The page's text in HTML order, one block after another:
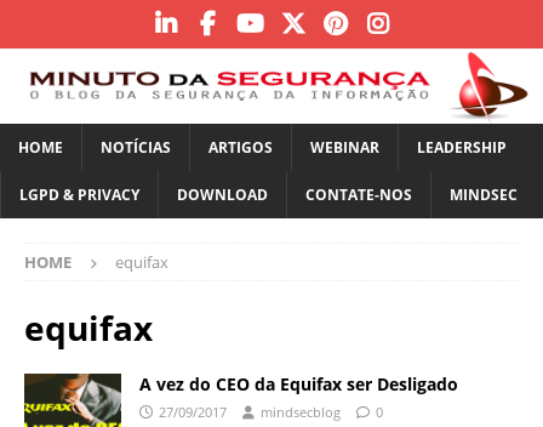
HOME NOTÍCIAS ARTIGOS WEBINAR LEADERSHIP
LGPD & PRIVACY DOWNLOAD CONTATE-NOS MINDSEC
HOME equifax
equifax
A vez do CEO da Equifax ser Desligado
27/09/2017 mindsecblog 0